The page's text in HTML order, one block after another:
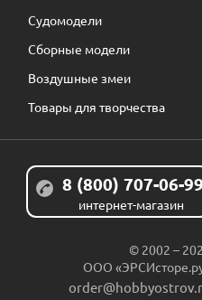
Судомодели
Сборные модели
Воздушные змеи
Товары для творчества
8 (800) 707-06-
интернет-магазин
© 2002 –
ООО